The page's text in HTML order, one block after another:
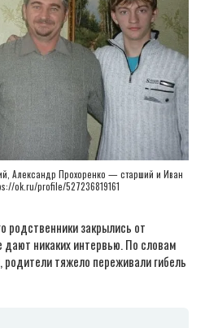
Александр Прохоренко — старший и Иван
ok.ru/profile/527236819161
родственники закрылись от
никаких интервью. По словам
тяжело переживали гибель